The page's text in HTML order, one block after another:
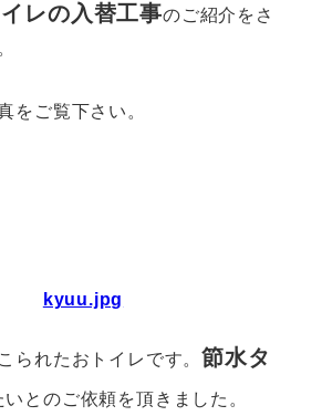
イレの入替工事のご紹介をさ
をご覧下さい。
られたおトイレです。節水タ
とのご依頼を頂きました。